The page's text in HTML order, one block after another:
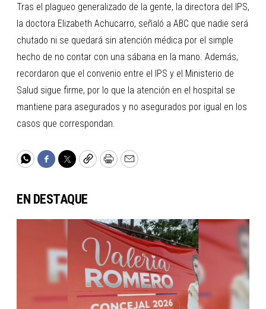
Tras el plagueo generalizado de la gente, la directora del IPS,
la doctora Elizabeth Achucarro, señaló a ABC que nadie será
chutado ni se quedará sin atención médica por el simple
hecho de no contar con una sábana en la mano. Además,
recordaron que el convenio entre el IPS y el Ministerio de
Salud sigue firme, por lo que la atención en el hospital se
mantiene para asegurados y no asegurados por igual en los
casos que correspondan.
WhatsApp
Facebook
TwitterCopyPrintEmail
EN DESTAQUE